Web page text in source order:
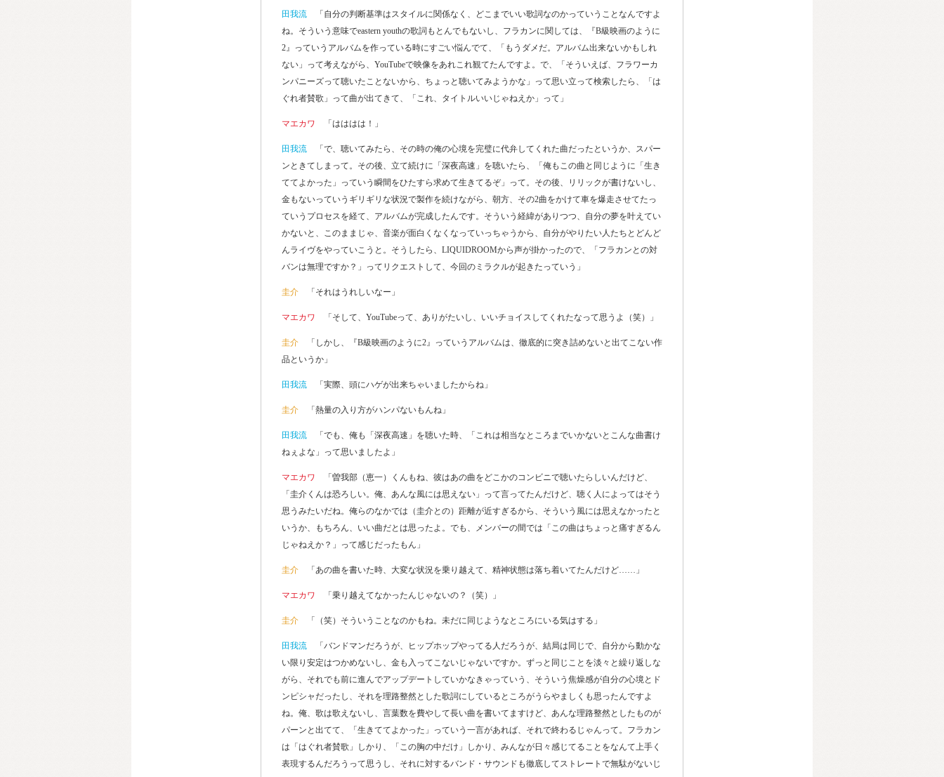
田我流
「自分の判断基準はスタイルに関係なく、どこまでいい歌詞なのかっていうことなんですよ
ね。そういう意味でeastern youthの歌詞もとんでもないし、フラカンに関しては、『B級映画のように
2』っていうアルバムを作っている時にすごい悩んでて、「もうダメだ。アルバム出来ないかもしれ
ない」って考えながら、YouTubeで映像をあれこれ観てたんですよ。で、「そういえば、フラワーカ
ンパニーズって聴いたことないから、ちょっと聴いてみようかな」って思い立って検索したら、「は
ぐれ者賛歌」って曲が出てきて、「これ、タイトルいいじゃねえか」って」
マエカワ 「はははは！」
田我流
「で、聴いてみたら、その時の俺の心境を完璧に代弁してくれた曲だったというか、スパー
ンときてしまって。その後、立て続けに「深夜高速」を聴いたら、「俺もこの曲と同じように「生き
ててよかった」っていう瞬間をひたすら求めて生きてるぞ」って。その後、リリックが書けないし、
金もないっていうギリギリな状況で製作を続けながら、朝方、その2曲をかけて車を爆走させてたっ
ていうプロセスを経て、アルバムが完成したんです。そういう経緯がありつつ、自分の夢を叶えてい
かないと、このままじゃ、音楽が面白くなくなっていっちゃうから、自分がやりたい人たちとどんど
んライヴをやっていこうと。そうしたら、LIQUIDROOMから声が掛かったので、「フラカンとの対
バンは無理ですか？」ってリクエストして、今回のミラクルが起きたっていう」
圭介 「それはうれしいなー」
マエカワ 「そして、YouTubeって、ありがたいし、いいチョイスしてくれたなって思うよ（笑）」
圭介
「しかし、『B級映画のように2』っていうアルバムは、徹底的に突き詰めないと出てこない作
品というか」
田我流 「実際、頭にハゲが出来ちゃいましたからね」
圭介 「熱量の入り方がハンパないもんね」
田我流
「でも、俺も「深夜高速」を聴いた時、「これは相当なところまでいかないとこんな曲書け
ねぇよな」って思いましたよ」
マエカワ
「曽我部（恵一）くんもね、彼はあの曲をどこかのコンビニで聴いたらしいんだけど、
「圭介くんは恐ろしい。俺、あんな風には思えない」って言ってたんだけど、聴く人によってはそう
思うみたいだね。俺らのなかでは（圭介との）距離が近すぎるから、そういう風には思えなかったと
いうか、もちろん、いい曲だとは思ったよ。でも、メンバーの間では「この曲はちょっと痛すぎるん
じゃねえか？」って感じだったもん」
圭介 「あの曲を書いた時、大変な状況を乗り越えて、精神状態は落ち着いてたんだけど……」
マエカワ 「乗り越えてなかったんじゃないの？（笑）」
圭介 「（笑）そういうことなのかもね。未だに同じようなところにいる気はする」
田我流
「バンドマンだろうが、ヒップホップやってる人だろうが、結局は同じで、自分から動かな
い限り安定はつかめないし、金も入ってこないじゃないですか。ずっと同じことを淡々と繰り返しな
がら、それでも前に進んでアップデートしていかなきゃっていう、そういう焦燥感が自分の心境とド
ンピシャだったし、それを理路整然とした歌詞にしているところがうらやましくも思ったんですよ
ね。俺、歌は歌えないし、言葉数を費やして長い曲を書いてますけど、あんな理路整然としたものが
パーンと出てて、「生きててよかった」っていう一言があれば、それで終わるじゃんって。フラカン
は「はぐれ者賛歌」しかり、「この胸の中だけ」しかり、みんなが日々感じてることをなんて上手く
表現するんだろうって思うし、それに対するバンド・サウンドも徹底してストレートで無駄がないじ